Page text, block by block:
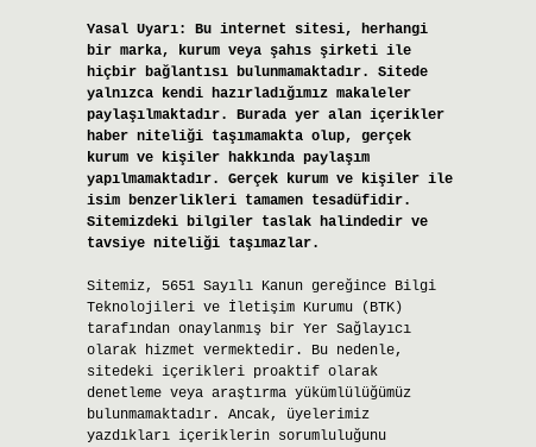
Yasal Uyarı:
Bu internet sitesi, herhangi
bir marka, kurum veya şahıs şirketi ile
hiçbir bağlantısı bulunmamaktadır. Sitede
yalnızca kendi hazırladığımız makaleler
paylaşılmaktadır. Burada yer alan içerikler
haber niteliği taşımamakta olup, gerçek
kurum ve kişiler hakkında paylaşım
yapılmamaktadır. Gerçek kurum ve kişiler ile
isim benzerlikleri tamamen tesadüfidir.
Sitemizdeki bilgiler taslak halindedir ve
tavsiye niteliği taşımazlar.
Sitemiz, 5651 Sayılı Kanun gereğince Bilgi
Teknolojileri ve İletişim Kurumu (BTK)
tarafından onaylanmış bir Yer Sağlayıcı
olarak hizmet vermektedir. Bu nedenle,
sitedeki içerikleri proaktif olarak
denetleme veya araştırma yükümlülüğümüz
bulunmamaktadır. Ancak, üyelerimiz
yazdıkları içeriklerin sorumluluğunu